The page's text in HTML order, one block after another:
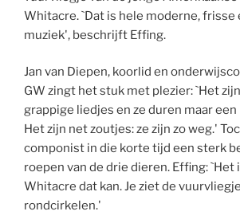
Whitacre. `Dat is hele moderne, frisse
muziek', beschrijft Effing.
Jan van Diepen, koorlid en
GW zingt het stuk met plezier: `Het
grappige liedjes en ze duren maar
Het zijn net zoutjes: ze zijn zo weg.'
componist in die korte tijd een sterk
roepen van de drie dieren. Effing: `Het
Whitacre dat kan. Je ziet de
rondcirkelen.'